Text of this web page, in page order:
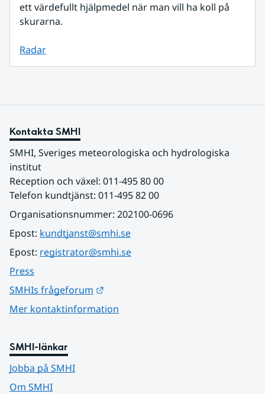
ett värdefullt hjälpmedel när man vill ha koll på
skurarna.
Radar
Kontakta SMHI
SMHI, Sveriges meteorologiska och hydrologiska
institut
Reception och växel: 011-495 80 00
Telefon kundtjänst: 011-495 82 00
Organisationsnummer: 202100-0696
Epost: kundtjanst@smhi.se
Epost: registrator@smhi.se
Press
SMHIs frågeforum
Mer kontaktinformation
SMHI-länkar
Jobba på SMHI
Om SMHI